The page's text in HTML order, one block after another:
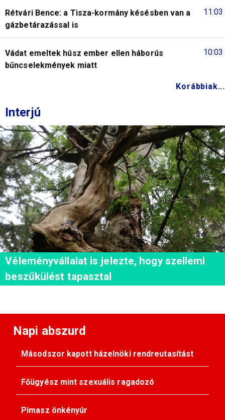
11:03
Rétvári Bence: a Tisza-kormány késésben van a
gázbetárazással is
10:03
Vádat emeltek húsz ember ellen háborús
bűncselekmények miatt
Korábbiak...
Interjú
Véleményvállalat is jelezte, hogy szellemi
beszűkülést tapasztal
Napi abszurd
Másodszor kapott házelnöki rendreutasítást
Főügyész mint szexuális ragadozó
Pimasz önkényúr